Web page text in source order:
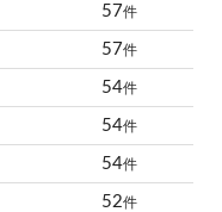
57件
57件
54件
54件
54件
52件